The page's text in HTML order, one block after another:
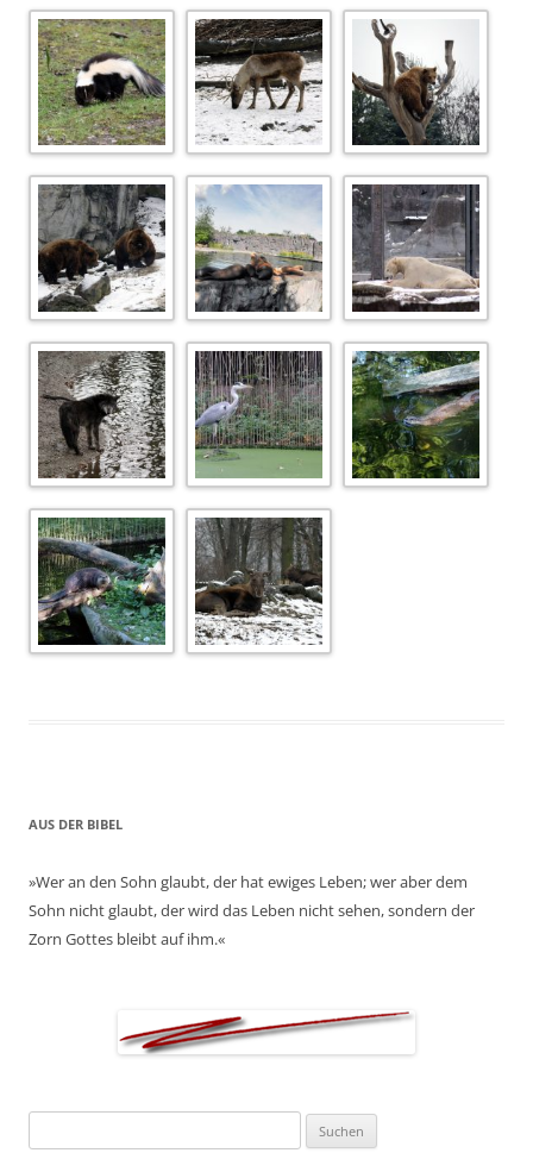
AUS DER BIBEL
»Wer an den Sohn glaubt, der hat ewiges Leben; wer aber dem
Sohn nicht glaubt, der wird das Leben nicht sehen, sondern der
Zorn Gottes bleibt auf ihm.«